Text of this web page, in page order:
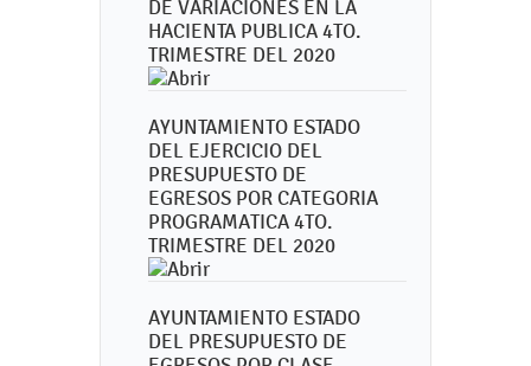
DE VARIACIONES EN LA
HACIENTA PUBLICA 4TO.
TRIMESTRE DEL 2020
AYUNTAMIENTO ESTADO
DEL EJERCICIO DEL
PRESUPUESTO DE
EGRESOS POR CATEGORIA
PROGRAMATICA 4TO.
TRIMESTRE DEL 2020
AYUNTAMIENTO ESTADO
DEL PRESUPUESTO DE